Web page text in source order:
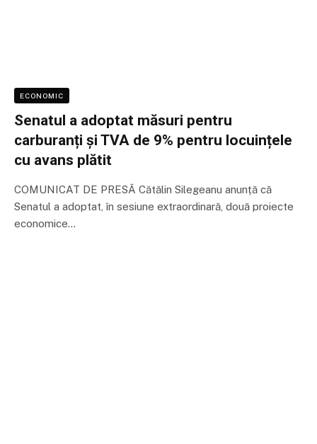
ECONOMIC
Senatul a adoptat măsuri pentru
carburanți și TVA de 9% pentru locuințele
cu avans plătit
COMUNICAT DE PRESĂ Cătălin Silegeanu anunță că
Senatul a adoptat, în sesiune extraordinară, două proiecte
economice…